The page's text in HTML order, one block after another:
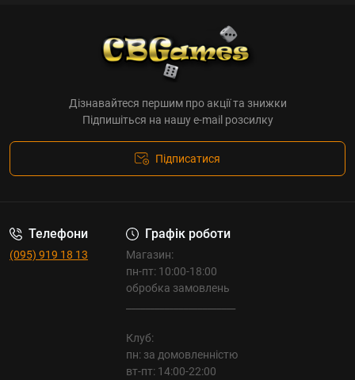
Дізнавайтеся першим про акції та знижки
Підпишіться на нашу e-mail розсилку
Підписатися
Телефони
(095) 919 18 13
Графік роботи
Магазин:
пн-пт: 10:00-18:00
обробка замовлень
Клуб:
пн: за домовленністю
вт-пт: 14:00-22:00